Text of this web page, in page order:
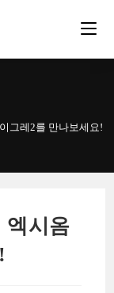
그레2를 만나보세요!
엑시옴